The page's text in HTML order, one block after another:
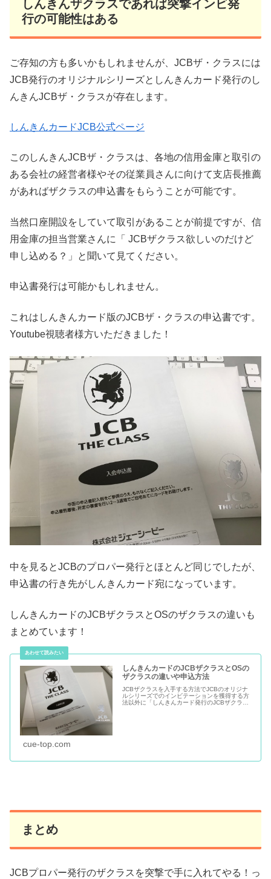
しんきんザクラスであれば突撃インビ発
行の可能性はある
ご存知の方も多いかもしれませんが、JCBザ・クラスには
JCB発行のオリジナルシリーズとしんきんカード発行のし
んきんJCBザ・クラスが存在します。
しんきんカードJCB公式ページ
このしんきんJCBザ・クラスは、各地の信用金庫と取引の
ある会社の経営者様やその従業員さんに向けて支店長推薦
があればザクラスの申込書をもらうことが可能です。
当然口座開設をしていて取引があることが前提ですが、信
用金庫の担当営業さんに「 JCBザクラス欲しいのだけど
申し込める？」と聞いて見てください。
申込書発行は可能かもしれません。
これはしんきんカード版のJCBザ・クラスの申込書です。
Youtube視聴者様方いただきました！
中を見るとJCBのプロパー発行とほとんど同じでしたが、
申込書の行き先がしんきんカード宛になっています。
しんきんカードのJCBザクラスとOSのザクラスの違いも
まとめています！
しんきんカードのJCBザクラスとOSの
ザクラスの違いや申込方法
JCBザクラスを入手する方法でJCBのオリジナ
ルシリーズでのインビテーションを獲得する方
法以外に「しんきんカード発行のJCBザクラ
cue-top.com
まとめ
JCBプロパー発行のザクラスを突撃で手に入れてやる！っ